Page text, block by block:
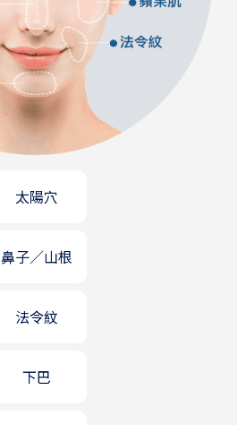
太陽穴
鼻子／山根
法令紋
下巴